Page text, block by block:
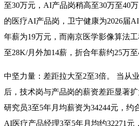
至30万元，AI产品岗稍高至30万至40
的医疗AI产品岗，卫宁健康为2026届
年薪为19万元，而南京医学影像算法
至28K/月外加14薪，折合年薪约25万至
中坚力量：差距拉大至2至3倍。 当从
后，技术岗与产品岗的薪资差距显著
研究员3至5年月均薪资为34244元，约
AI医疗产品经理3至5年月均约32271元